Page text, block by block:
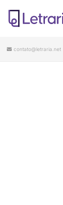
contato@letraria.net